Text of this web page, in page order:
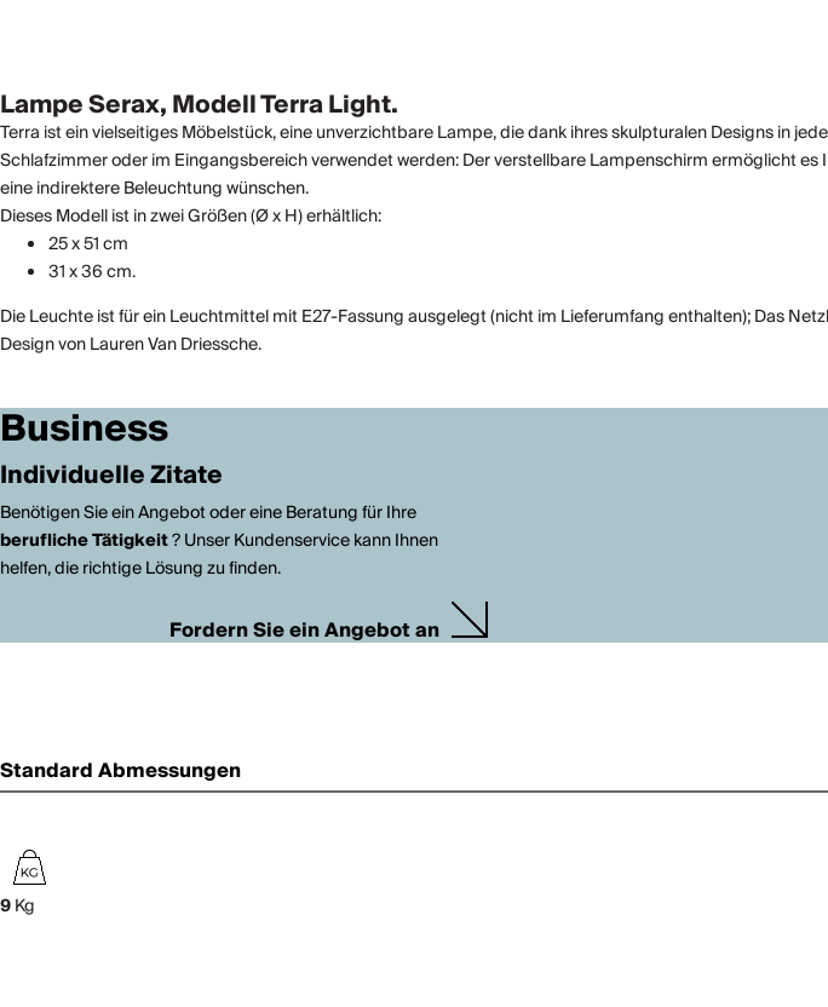
Lampe Serax, Modell Terra Light.
Terra ist ein vielseitiges Möbelstück, eine unverzichtbare Lampe, die dank ihres skulpturalen Designs in
Schlafzimmer oder im Eingangsbereich verwendet werden: Der verstellbare Lampenschirm ermöglicht
eine indirektere Beleuchtung wünschen.
Dieses Modell ist in zwei Größen (Ø x H) erhältlich:
25 x 51 cm
31 x 36 cm.
Die Leuchte ist für ein Leuchtmittel mit E27-Fassung ausgelegt (nicht im Lieferumfang enthalten); Das
Design von Lauren Van Driessche.
Business
Individuelle Zitate
Benötigen Sie ein Angebot oder eine Beratung für Ihre
berufliche Tätigkeit? Unser Kundenservice kann Ihnen
helfen, die richtige Lösung zu finden.
Fordern Sie ein Angebot an
Standard Abmessungen
9Kg